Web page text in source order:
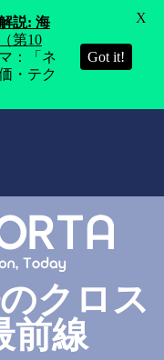
クロス
前線
説: 海
第10
：「ネ
・テク
Got it!
X